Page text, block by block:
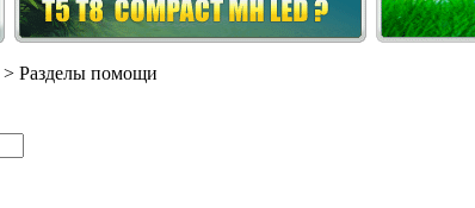
> Разделы помощи